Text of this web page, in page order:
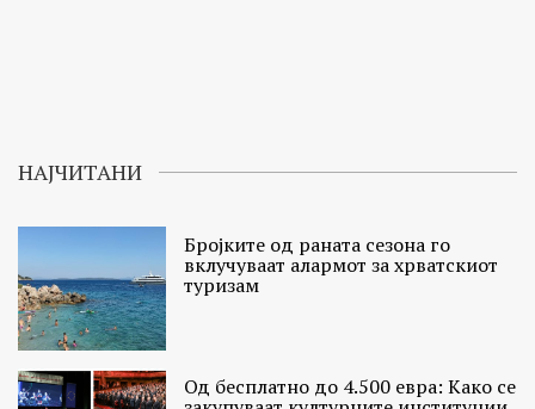
НАЈЧИТАНИ
Бројките од раната сезона го
вклучуваат алармот за хрватскиот
туризам
Од бесплатно до 4.500 евра: Како се